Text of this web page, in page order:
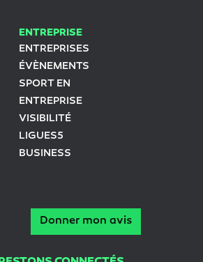
ENTREPRISE
ENTREPRISES
ÉVÈNEMENTS
SPORT EN
ENTREPRISE
VISIBILITÉ
LIGUES5
BUSINESS
Donner mon avis